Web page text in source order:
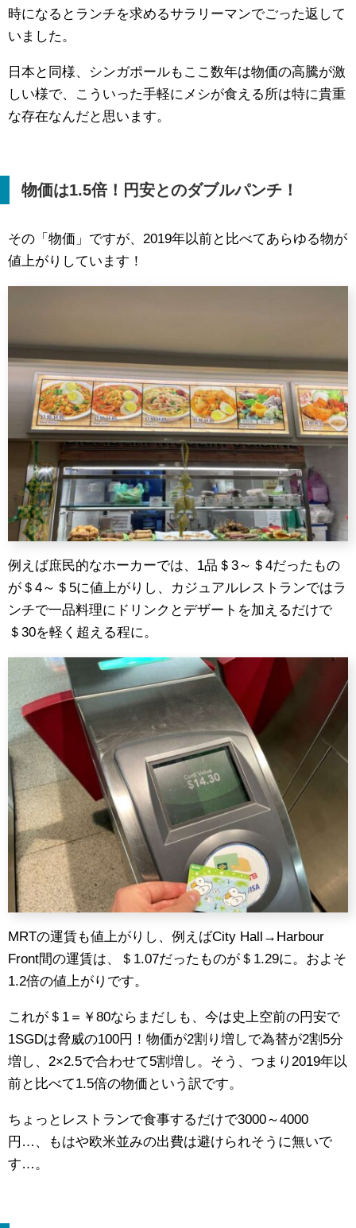
時になるとランチを求めるサラリーマンでごった返して
いました。
日本と同様、シンガポールもここ数年は物価の高騰が激
しい様で、こういった手軽にメシが食える所は特に貴重
な存在なんだと思います。
物価は1.5倍！円安とのダブルパンチ！
その「物価」ですが、2019年以前と比べてあらゆる物が
値上がりしています！
例えば庶民的なホーカーでは、1品＄3～＄4だったもの
が＄4～＄5に値上がりし、カジュアルレストランではラ
ンチで一品料理にドリンクとデザートを加えるだけで
＄30を軽く超える程に。
MRTの運賃も値上がりし、例えばCity Hall→Harbour
Front間の運賃は、＄1.07だったものが＄1.29に。およそ
1.2倍の値上がりです。
これが＄1＝￥80ならまだしも、今は史上空前の円安で
1SGDは脅威の100円！物価が2割り増しで為替が2割5分
増し、2×2.5で合わせて5割増し。そう、つまり2019年以
前と比べて1.5倍の物価という訳です。
ちょっとレストランで食事するだけで3000～4000
円…、もはや欧米並みの出費は避けられそうに無いで
す…。